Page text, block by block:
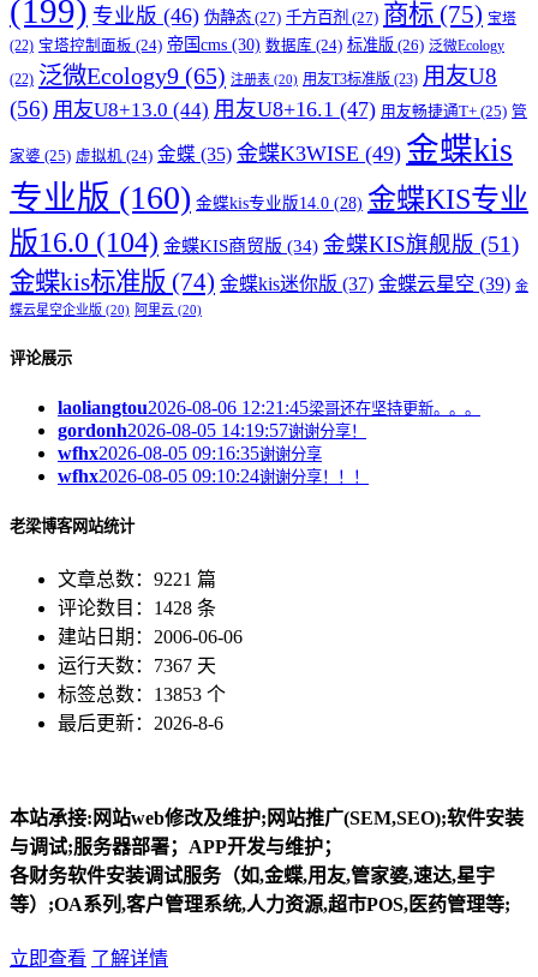
(199) 专业版 (46) 伪静态 (27) 千方百剂 (27) 商标 (75) 宝塔
(22) 宝塔控制面板 (24) 帝国cms (30) 数据库 (24) 标准版 (26) 泛微Ecology
(22) 泛微Ecology9 (65) 注册表 (20) 用友T3标准版 (23) 用友U8
(56) 用友U8+13.0 (44) 用友U8+16.1 (47) 用友畅捷通T+ (25) 管
家婆 (25) 虚拟机 (24) 金蝶 (35) 金蝶K3WISE (49) 金蝶kis
专业版 (160) 金蝶kis专业版14.0 (28) 金蝶KIS专业
版16.0 (104) 金蝶KIS商贸版 (34) 金蝶KIS旗舰版 (51)
金蝶kis标准版 (74) 金蝶kis迷你版 (37) 金蝶云星空 (39) 金
蝶云星空企业版 (20) 阿里云 (20)
评论展示
laoliangtou2026-08-06 12:21:45梁哥还在坚持更新。。。
gordonh2026-08-05 14:19:57谢谢分享！
wfhx2026-08-05 09:16:35谢谢分享
wfhx2026-08-05 09:10:24谢谢分享！！！
老梁博客网站统计
文章总数：9221 篇
评论数目：1428 条
建站日期：2006-06-06
运行天数：7367 天
标签总数：13853 个
最后更新：2026-8-6
本站承接:网站web修改及维护;网站推广(SEM,SEO);软件安装
与调试;服务器部署；APP开发与维护；
各财务软件安装调试服务（如,金蝶,用友,管家婆,速达,星宇
等）;OA系列,客户管理系统,人力资源,超市POS,医药管理等;
立即查看 了解详情